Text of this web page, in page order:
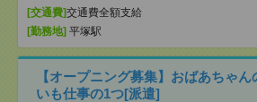
[交通費]交通費全額支給
[勤務地] 平塚駅
【オープニング募集】おばあちゃ
いも仕事の1つ[派遣]